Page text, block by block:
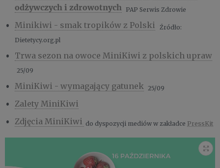
odżywczych i zdrowotnych
PAP Serwis Zdrowie
Minikiwi - smak tropików z Polski
Źródło:
Dietetycy.org.pl
Trwa sezon na owoce MiniKiwi z polskich upraw
25/09
​​​​​MiniKiwi - wymagający gatunek 25/09
Zalety MiniKiwi
Zdjęcia MiniKiwi do dyspozycji mediów w zakładce PressKit